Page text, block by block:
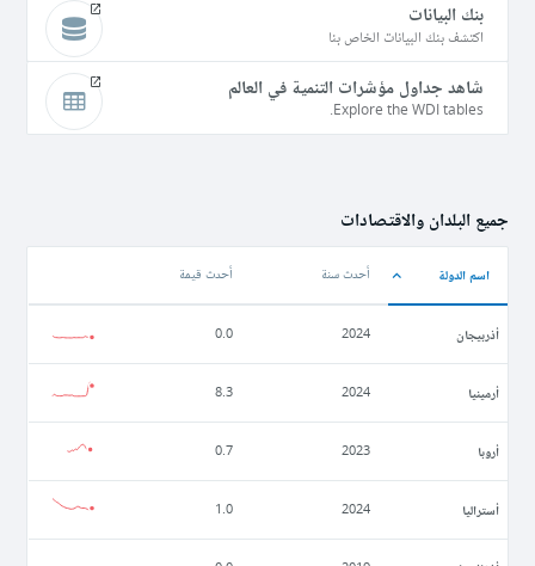
بنك البيانات
اكتشف بنك البيانات الخاص بنا
شاهد جداول مؤشرات التنمية في العالم
Explore the WDI tables.
جميع البلدان والاقتصادات
اسم الدولة أحدث سنة أحدث قيمة
أذربيجان 2024
0.0
أرمينيا 2024
8.3
أروبا 2023
0.7
أستراليا 2024
1.0